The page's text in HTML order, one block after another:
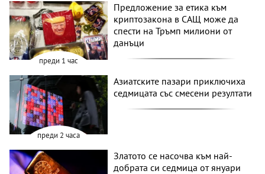
преди 1 час
Предложение за етика към
криптозакона в САЩ може да
спести на Тръмп милиони от
данъци
преди 2 часа
Азиатските пазари приключиха
седмицата със смесени резултати
Златото се насочва към най-
добрата си седмица от януари